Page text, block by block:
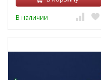
В наличии